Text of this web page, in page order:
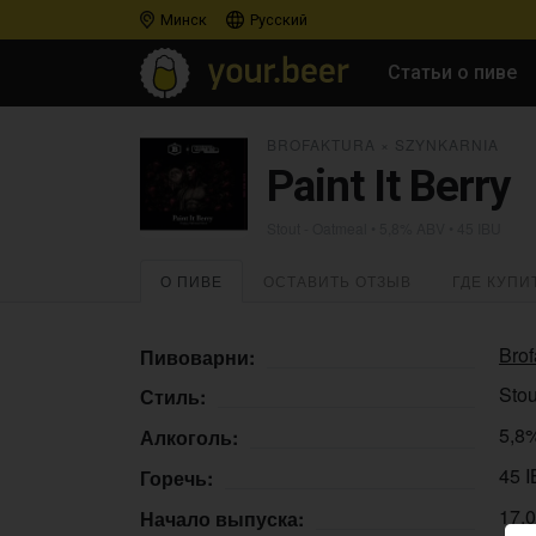
Минск Русский
Статьи о пиве
Paint It Berry
О ПИВЕ
Пивоварни:
Стиль:
Алкоголь:
Горечь:
45
Начало выпуска: